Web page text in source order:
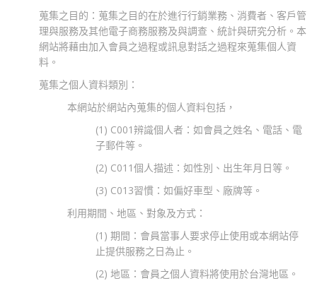
蒐集之目的：蒐集之目的在於進行行銷業務、消費者、客戶管
理與服務及其他電子商務服務及與調查、統計與研究分析。本
網站將藉由加入會員之過程或訊息對話之過程來蒐集個人資
料。
蒐集之個人資料類別：
本網站於網站內蒐集的個人資料包括，
(1) C001辨識個人者：如會員之姓名、電話、電
子郵件等。
(2) C011個人描述：如性別、出生年月日等。
(3) C013習慣：如偏好車型、廠牌等。
利用期間、地區、對象及方式：
(1) 期間：會員當事人要求停止使用或本網站停
止提供服務之日為止。
(2) 地區：會員之個人資料將使用於台灣地區。